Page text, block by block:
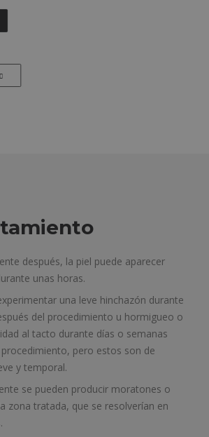
después, la piel puede aparecer
unas horas.
una leve hinchazón durante
del procedimiento u hormigueo o
al tacto durante días o semanas
procedimiento, pero estos son de
y temporal.
se pueden producir moratones o
zona tratada, que se resolverían en